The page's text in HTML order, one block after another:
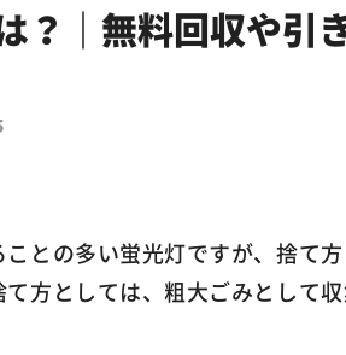
？｜無料回収や引
との多い蛍光灯ですが、捨て
方としては、粗大ごみとして